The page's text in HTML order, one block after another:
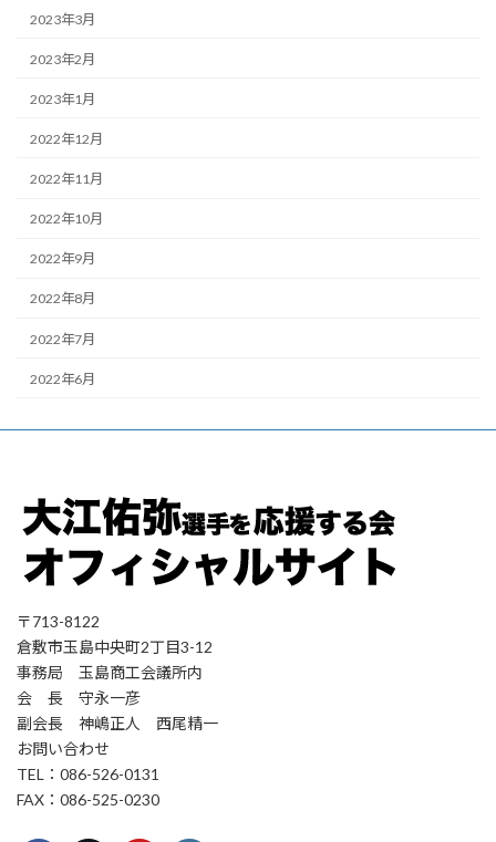
2023年3月
2023年2月
2023年1月
2022年12月
2022年11月
2022年10月
2022年9月
2022年8月
2022年7月
2022年6月
〒713-8122
倉敷市玉島中央町2丁目3-12
事務局 玉島商工会議所内
会 長 守永一彦
副会長 神嶋正人 西尾精一
お問い合わせ
TEL：086-526-0131
FAX：086-525-0230